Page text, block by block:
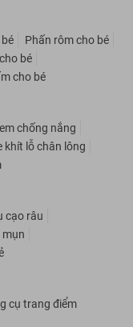
Phấn rôm cho bé
bé
cho bé
chống nắng
khít lỗ chân lông
cạo râu
mụn
cụ trang điểm